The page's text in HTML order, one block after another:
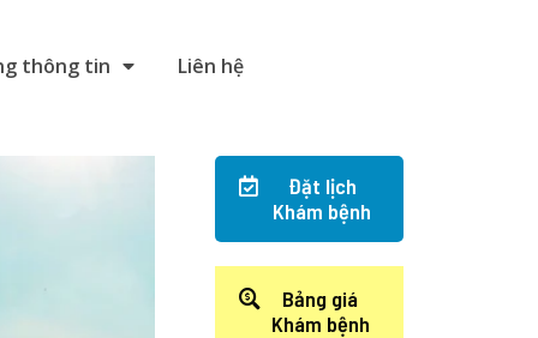
thông tin Liên hệ
Đặt lịch
Khám bệnh
Bảng giá
Khám bệnh